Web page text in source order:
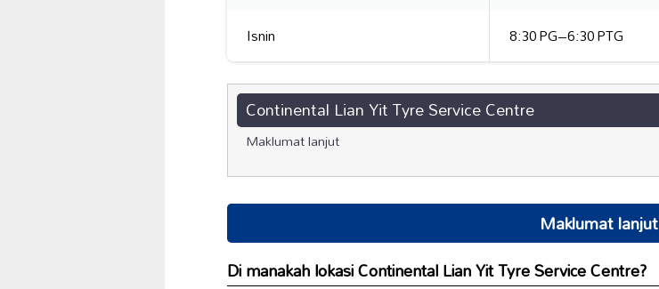
Isnin
8:30 PG–6:30 PTG
Continental Lian Yit Tyre Service Centre
Maklumat lanjut
Maklumat lanjut
Di manakah lokasi Continental Lian Yit Tyre Service Centre?